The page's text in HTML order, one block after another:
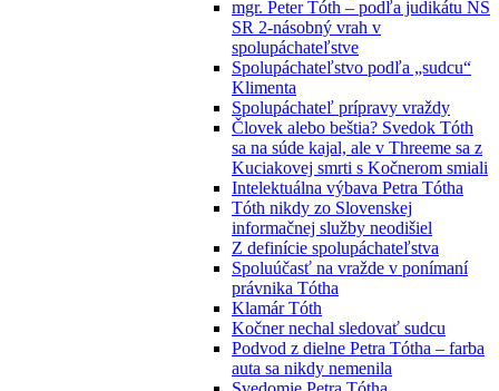
mgr. Peter Tóth – podľa judikátu NS
SR 2-násobný vrah v
spolupáchateľstve
Spolupáchateľstvo podľa „sudcu“
Klimenta
Spolupáchateľ prípravy vraždy
Človek alebo beštia? Svedok Tóth
sa na súde kajal, ale v Threeme sa z
Kuciakovej smrti s Kočnerom smiali
Intelektuálna výbava Petra Tótha
Tóth nikdy zo Slovenskej
informačnej služby neodišiel
Z definície spolupáchateľstva
Spoluúčasť na vražde v ponímaní
právnika Tótha
Klamár Tóth
Kočner nechal sledovať sudcu
Podvod z dielne Petra Tótha – farba
auta sa nikdy nemenila